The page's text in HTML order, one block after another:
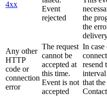
4xx
Event
rejected
the
the
Any other
HTTP
code or
connection
error
The request
cannot be
accepted at
this time.
Event is not
accepted
In
resend
that